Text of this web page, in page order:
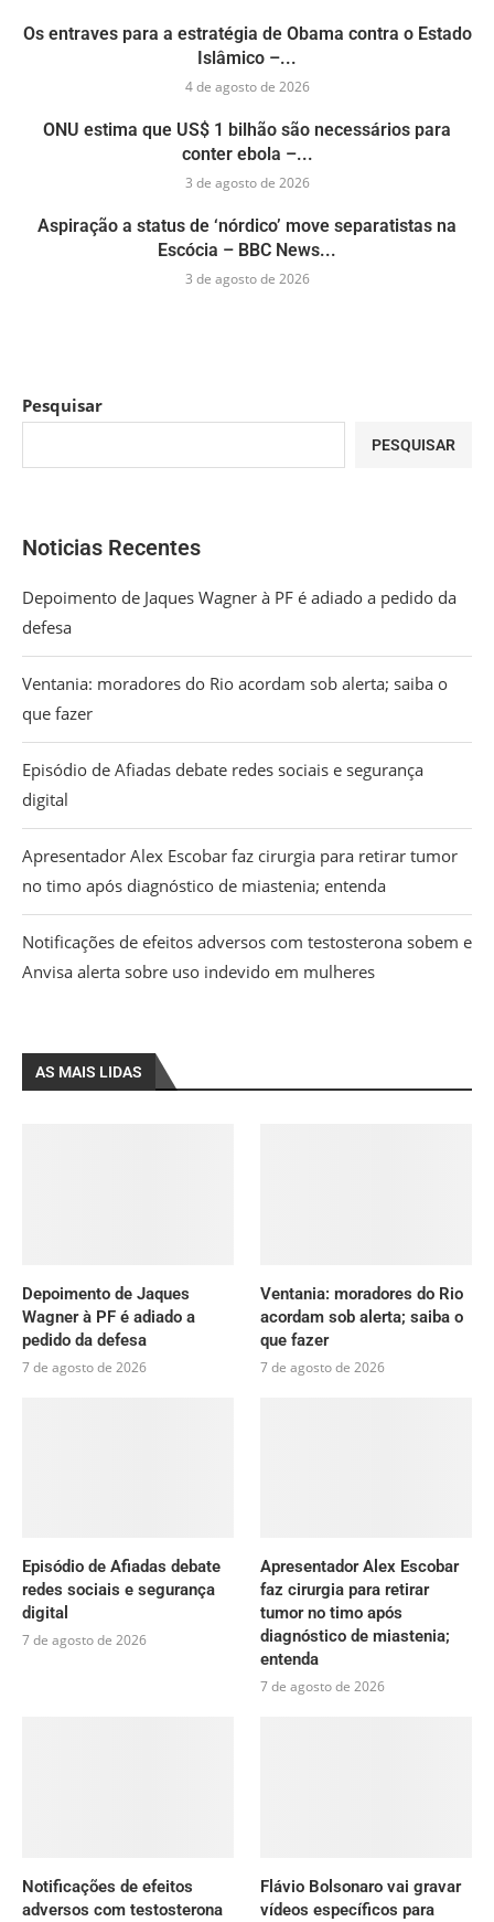
Os entraves para a estratégia de Obama contra o Estado
Islâmico –...
4 de agosto de 2026
ONU estima que US$ 1 bilhão são necessários para
conter ebola –...
3 de agosto de 2026
Aspiração a status de ‘nórdico’ move separatistas na
Escócia – BBC News...
3 de agosto de 2026
Pesquisar
PESQUISAR
Noticias Recentes
Depoimento de Jaques Wagner à PF é adiado a pedido da
defesa
Ventania: moradores do Rio acordam sob alerta; saiba o
que fazer
Episódio de Afiadas debate redes sociais e segurança
digital
Apresentador Alex Escobar faz cirurgia para retirar tumor
no timo após diagnóstico de miastenia; entenda
Notificações de efeitos adversos com testosterona sobem e
Anvisa alerta sobre uso indevido em mulheres
AS MAIS LIDAS
Depoimento de Jaques
Wagner à PF é adiado a
pedido da defesa
7 de agosto de 2026
Ventania: moradores do Rio
acordam sob alerta; saiba o
que fazer
7 de agosto de 2026
Episódio de Afiadas debate
redes sociais e segurança
digital
7 de agosto de 2026
Apresentador Alex Escobar
faz cirurgia para retirar
tumor no timo após
diagnóstico de miastenia;
entenda
7 de agosto de 2026
Notificações de efeitos
adversos com testosterona
Flávio Bolsonaro vai gravar
vídeos específicos para